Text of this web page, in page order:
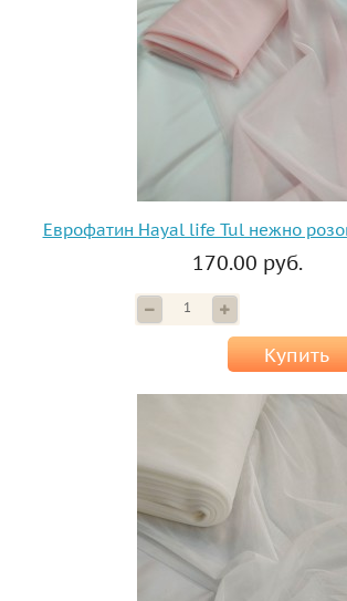
Еврофатин Hayal life Tul нежно
170.00 руб.
Купить